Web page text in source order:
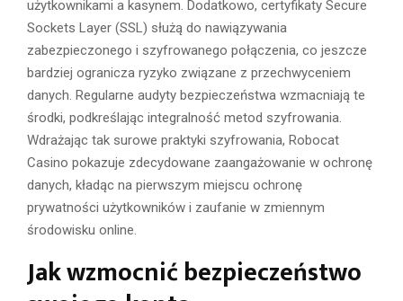
użytkownikami a kasynem. Dodatkowo, certyfikaty Secure
Sockets Layer (SSL) służą do nawiązywania
zabezpieczonego i szyfrowanego połączenia, co jeszcze
bardziej ogranicza ryzyko związane z przechwyceniem
danych. Regularne audyty bezpieczeństwa wzmacniają te
środki, podkreślając integralność metod szyfrowania.
Wdrażając tak surowe praktyki szyfrowania, Robocat
Casino pokazuje zdecydowane zaangażowanie w ochronę
danych, kładąc na pierwszym miejscu ochronę
prywatności użytkowników i zaufanie w zmiennym
środowisku online.
Jak wzmocnić bezpieczeństwo